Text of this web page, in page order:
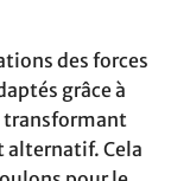
des forces
grâce à
transformant
Cela